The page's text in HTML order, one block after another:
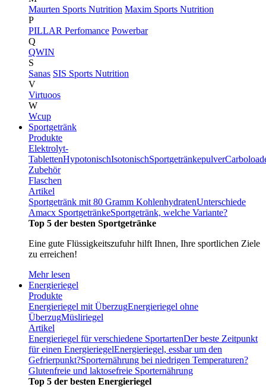
Maurten Sports Nutrition Maxim Sports Nutrition
P
PILLAR Perfomance Powerbar
Q
QWIN
S
Sanas SIS Sports Nutrition
V
Virtuoos
W
Wcup
Sportgetränk
Produkte
Elektrolyt-
TablettenHypotonischIsotonischSportgetränkepulver
Zubehör
Flaschen
Artikel
Sportgetränk mit 80 Gramm KohlenhydratenUnterschiede
Amacx SportgetränkeSportgetränk, welche Variante?
Top 5 der besten Sportgetränke
Eine gute Flüssigkeitszufuhr hilft Ihnen, Ihre sportlichen Ziele
zu erreichen!
Mehr lesen
Energieriegel
Produkte
Energieriegel mit ÜberzugEnergieriegel ohne
ÜberzugMüsliriegel
Artikel
Energieriegel für verschiedene SportartenDer beste Zeitpunkt
für einen EnergieriegelEnergieriegel, essbar um den
Gefrierpunkt?Sporternährung bei niedrigen Temperaturen?
Glutenfreie und laktosefreie Sporternährung
Top 5 der besten Energieriegel